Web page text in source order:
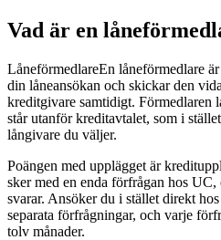
Vad är en
LåneförmedlareEn låneförmedlare
din låneansökan och skickar den
kreditgivare samtidigt. Förmedlaren
står utanför kreditavtalet, som i
långivare du väljer.
Poängen med upplägget är
sker med en enda förfrågan hos
svarar. Ansöker du i stället direkt
separata förfrågningar, och varje
tolv månader.